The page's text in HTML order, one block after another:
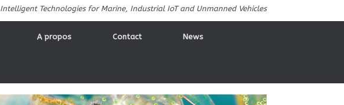
Intelligent Technologies for Marine, Industrial IoT and Unmanned Vehicles
A propos Contact News